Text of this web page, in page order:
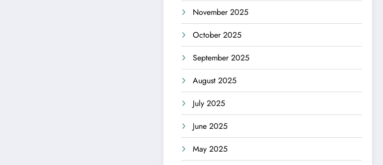
November 2025
October 2025
September 2025
August 2025
July 2025
June 2025
May 2025